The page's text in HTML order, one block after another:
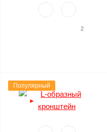
2
Популярный
►